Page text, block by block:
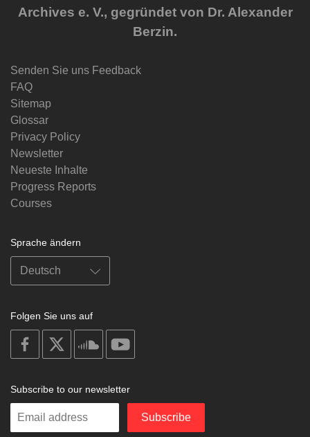
Archives e. V., gegründet von Dr. Alexander
Berzin.
Senden Sie uns Feedback
FAQ
Sitemap
Glossar
Privacy Policy
Newsletter
Neueste Inhalte
Progress Reports
Courses
Sprache ändern
Folgen Sie uns auf
on
facebook
soundcloud
Subscribe to our newsletter
Enter
Subscribe